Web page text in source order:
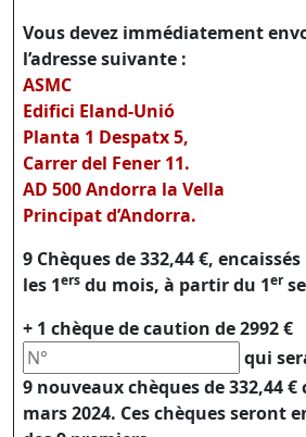
Vous devez immédiatement
l’adresse suivante :
ASMC
Edifici Eland-Unió
Planta 1 Despatx 5,
Carrer del Fener 11.
AD 500 Andorra la Vella
Principat d’Andorra.
9 Chèques de 332,44 €,
les 1ers du mois, à partir du 1er
+ 1 chèque de caution de 2992 €
qui
9 nouveaux chèques de 332,44 €
mars 2024. Ces chèques seront